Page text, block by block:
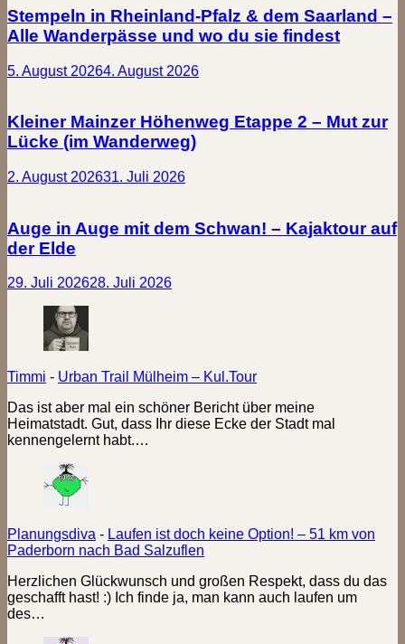
Stempeln in Rheinland-Pfalz & dem Saarland –
Alle Wanderpässe und wo du sie findest
5. August 20264. August 2026
Kleiner Mainzer Höhenweg Etappe 2 – Mut zur
Lücke (im Wanderweg)
2. August 202631. Juli 2026
Auge in Auge mit dem Schwan! – Kajaktour auf
der Elde
29. Juli 202628. Juli 2026
Timmi - Urban Trail Mülheim – Kul.Tour
Das ist aber mal ein schöner Bericht über meine
Heimatstadt. Gut, dass Ihr diese Ecke der Stadt mal
kennengelernt habt.…
Planungsdiva - Laufen ist doch keine Option! – 51 km von
Paderborn nach Bad Salzuflen
Herzlichen Glückwunsch und großen Respekt, dass du das
geschafft hast! :) Ich finde ja, man kann auch laufen um
des…